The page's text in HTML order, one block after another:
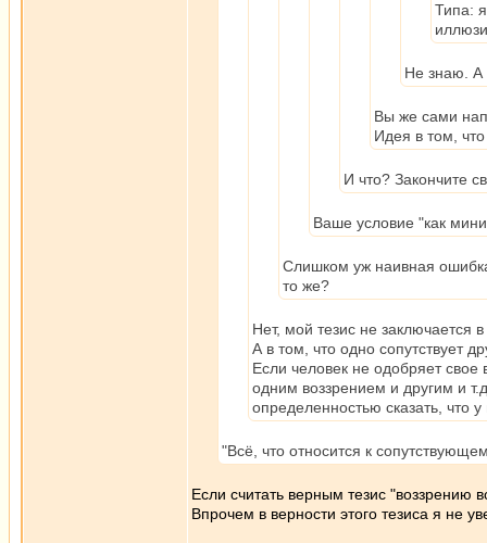
Типа:
Не знаю. А
Вы же сами
Идея в том,
И что? Закончите
Ваше условие "как
Слишком уж наивная
то же?
Нет, мой тезис не заключается
А в том, что одно сопутствует
Если человек не одобряет
одним воззрением и другим и
определенностью сказать, что у
"Всё, что относится к
Если считать верным тезис "воззрению
Впрочем в верности этого тезиса я не